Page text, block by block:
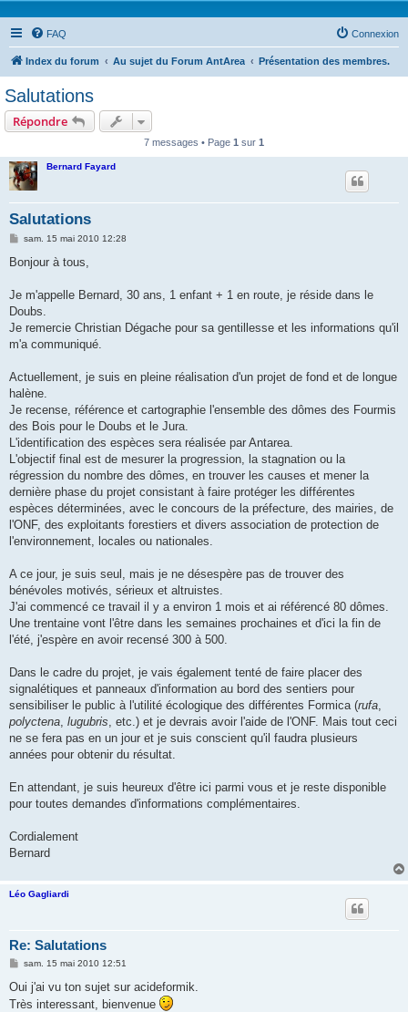
FAQ Connexion
Index du forum Au sujet du Forum AntArea Présentation des membres.
Salutations
Répondre
7 messages • Page 1 sur 1
Bernard Fayard
Salutations
M
s
g
sam. 15 mai 2010 12:28
Bonjour à tous,
Je m'appelle Bernard, 30 ans, 1 enfant + 1 en route, je réside dans le
Doubs.
Je remercie Christian Dégache pour sa gentillesse et les informations qu'il
m'a communiqué.
Actuellement, je suis en pleine réalisation d'un projet de fond et de longue
halène.
Je recense, référence et cartographie l'ensemble des dômes des Fourmis
des Bois pour le Doubs et le Jura.
L'identification des espèces sera réalisée par Antarea.
L'objectif final est de mesurer la progression, la stagnation ou la
régression du nombre des dômes, en trouver les causes et mener la
dernière phase du projet consistant à faire protéger les différentes
espèces déterminées, avec le concours de la préfecture, des mairies, de
l'ONF, des exploitants forestiers et divers association de protection de
l'environnement, locales ou nationales.
A ce jour, je suis seul, mais je ne désespère pas de trouver des
bénévoles motivés, sérieux et altruistes.
J'ai commencé ce travail il y a environ 1 mois et ai référencé 80 dômes.
Une trentaine vont l'être dans les semaines prochaines et d'ici la fin de
l'été, j'espère en avoir recensé 300 à 500.
Dans le cadre du projet, je vais également tenté de faire placer des
signalétiques et panneaux d'information au bord des sentiers pour
sensibiliser le public à l'utilité écologique des différentes Formica (rufa,
polyctena, lugubris, etc.) et je devrais avoir l'aide de l'ONF. Mais tout ceci
ne se fera pas en un jour et je suis conscient qu'il faudra plusieurs
années pour obtenir du résultat.
En attendant, je suis heureux d'être ici parmi vous et je reste disponible
pour toutes demandes d'informations complémentaires.
Cordialement
Bernard
Léo Gagliardi
Re: Salutations
M
s
a
sam. 15 mai 2010 12:51
Oui j'ai vu ton sujet sur acideformik.
Très interessant, bienvenue